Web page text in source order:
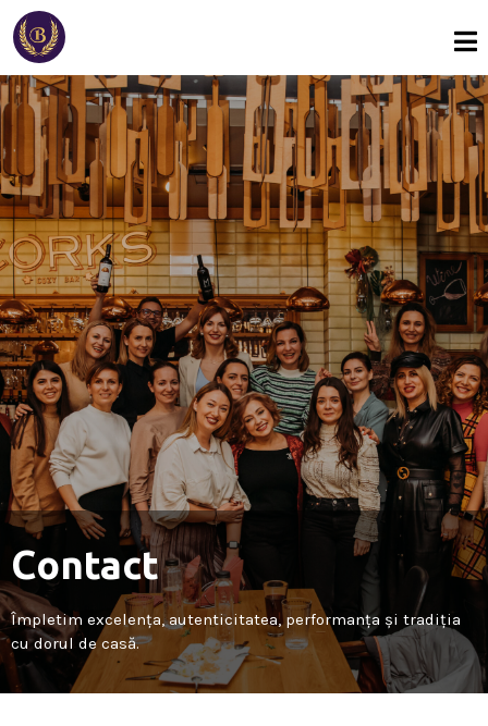
Contact
Împletim excelența, autenticitatea, performanța și tradiția
cu dorul de casă.